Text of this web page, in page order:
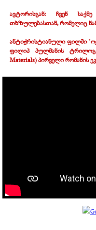
ავტორისგან: ჩვენ
თხზულებასთან, რომელიც
ანტიქრისტიანული ფილმი
ფილიპ პულმანის
Materials) პირველი რომანის